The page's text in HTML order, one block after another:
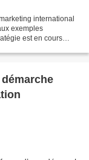
international
exemples
est en cours